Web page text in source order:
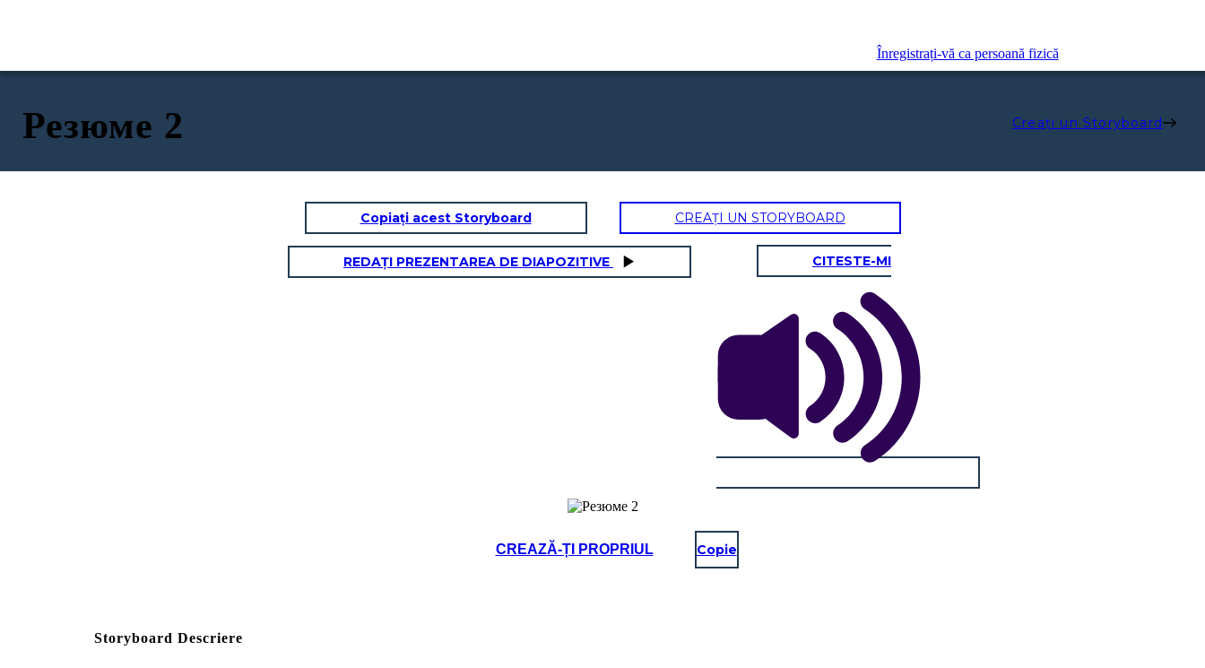
Înregistrați-vă ca persoană fizică
Резюме 2 Creați un Storyboard
Copiați acest Storyboard CREAȚI UN STORYBOARD
REDAȚI PREZENTAREA DE DIAPOZITIVE CITESTE-MI
CREAZĂ-ȚI PROPRIUL Copie
Storyboard Descriere